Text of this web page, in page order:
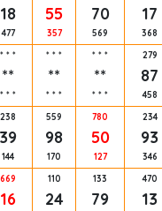
18
477
55
357
70
569
17
368
* * *
**
* * *
* * *
**
* * *
* * *
**
* * *
279
87
458
238
39
144
559
98
170
780
50
127
234
93
346
669
16
110
24
133
79
470
13